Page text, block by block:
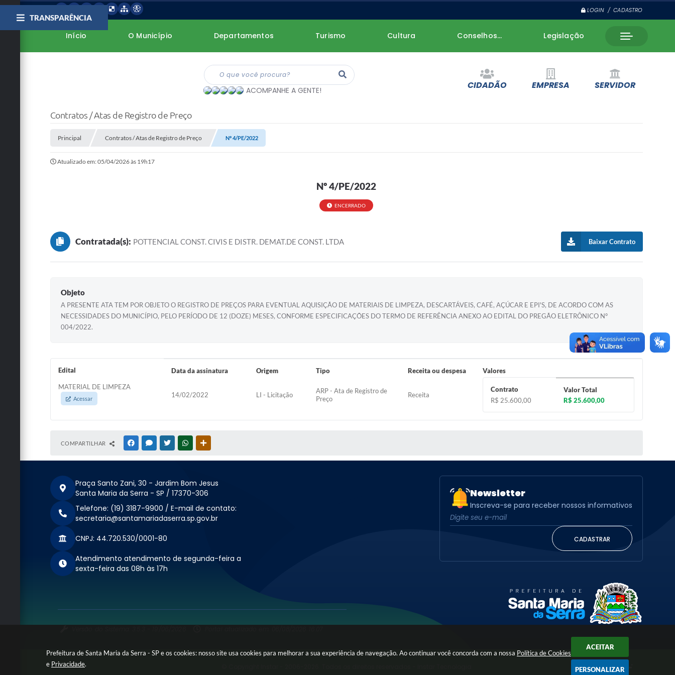
Prefeitura de Santa Maria da Serra - SP e os cookies: nosso site usa cookies para melhorar a sua experiência de navegação. Ao continuar você concorda com a nossa Política de Cookies
e Privacidade.
ACEITAR
PERSONALIZAR
LOGIN / CADASTRO
Início O Município Departamentos Turismo Cultura Conselhos... Legislação
ACOMPANHE A GENTE! CIDADÃO EMPRESA SERVIDOR
TRANSPARÊNCIA
Contratos / Atas de Registro de Preço
Principal Contratos / Atas de Registro de Preço Nº 4/PE/2022
Atualizado em: 05/04/2026 às 19h17
Nº 4/PE/2022
ENCERRADO
Contratada(s): POTTENCIAL CONST. CIVIS E DISTR. DEMAT.DE CONST. LTDA Baixar Contrato
Objeto
A PRESENTE ATA TEM POR OBJETO O REGISTRO DE PREÇOS PARA EVENTUAL AQUISIÇÃO DE MATERIAIS DE LIMPEZA, DESCARTÁVEIS, CAFÉ, AÇÚCAR E EPI'S, DE ACORDO COM AS
NECESSIDADES DO MUNICÍPIO, PELO PERÍODO DE 12 (DOZE) MESES, CONFORME ESPECIFICAÇÕES DO TERMO DE REFERÊNCIA ANEXO AO EDITAL DO PREGÃO ELETRÔNICO N°
004/2022.
Edital
MATERIAL DE LIMPEZA
Acessar
Data da assinatura
14/02/2022
Origem
LI - Licitação
Tipo
ARP - Ata de Registro de
Preço
Receita ou despesa
Receita
Valores
Contrato
R$ 25.600,00
Valor Total
R$ 25.600,00
COMPARTILHAR FACEBOOKMESSENGER
TWITTERWHATSAPP
Praça Santo Zani, 30 - Jardim Bom Jesus
Santa Maria da Serra - SP / 17370-306
Telefone: (19) 3187-9900 / E-mail de contato:
secretaria@santamariadaserra.sp.gov.br
CNPJ: 44.720.530/0001-80
Atendimento atendimento de segunda-feira a
sexta-feira das 08h às 17h
Newsletter
Inscreva-se para receber nossos informativos
CADASTRAR